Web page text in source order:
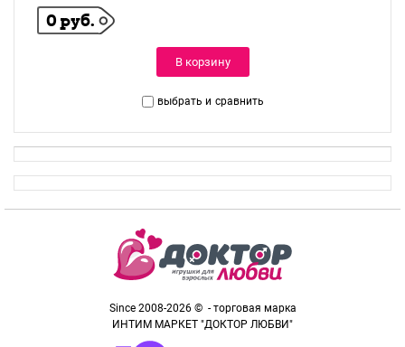
0 руб.
В корзину
выбрать и сравнить
Since 2008-2026 © - торговая марка
ИНТИМ МАРКЕТ "ДОКТОР ЛЮБВИ"